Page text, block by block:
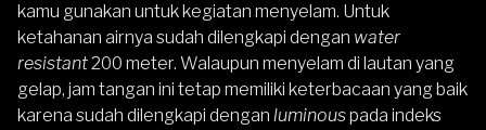
kamu gunakan untuk kegiatan menyelam. Untuk
ketahanan airnya sudah dilengkapi dengan water
resistant200 meter. Walaupun menyelam di lautan yang
gelap, jam tangan ini tetap memiliki keterbacaan yang baik
karena sudah dilengkapi dengan luminouspada indeks